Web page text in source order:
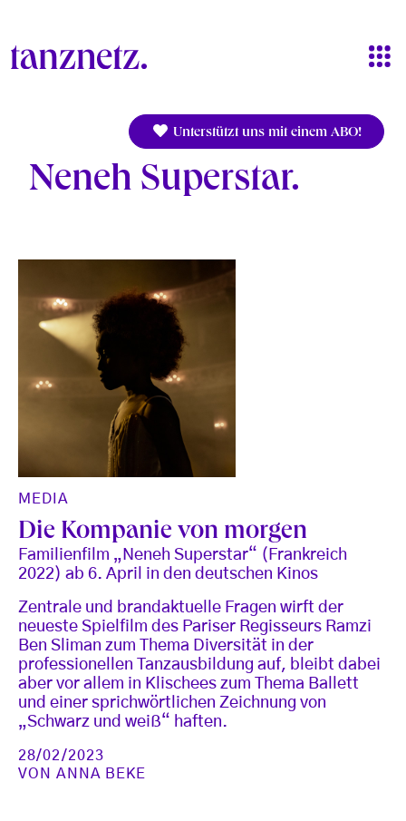
Unterstützt uns mit einem ABO!
Neneh Superstar
MEDIA
Die Kompanie von morgen
Familienfilm „Neneh Superstar“ (Frankreich
2022) ab 6. April in den deutschen Kinos
Zentrale und brandaktuelle Fragen wirft der
neueste Spielfilm des Pariser Regisseurs Ramzi
Ben Sliman zum Thema Diversität in der
professionellen Tanzausbildung auf, bleibt dabei
aber vor allem in Klischees zum Thema Ballett
und einer sprichwörtlichen Zeichnung von
„Schwarz und weiß“ haften.
28/02/2023
VONANNA BEKE